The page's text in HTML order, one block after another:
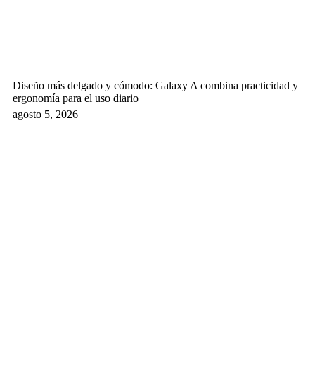
Diseño más delgado y cómodo: Galaxy A combina practicidad y
ergonomía para el uso diario
agosto 5, 2026